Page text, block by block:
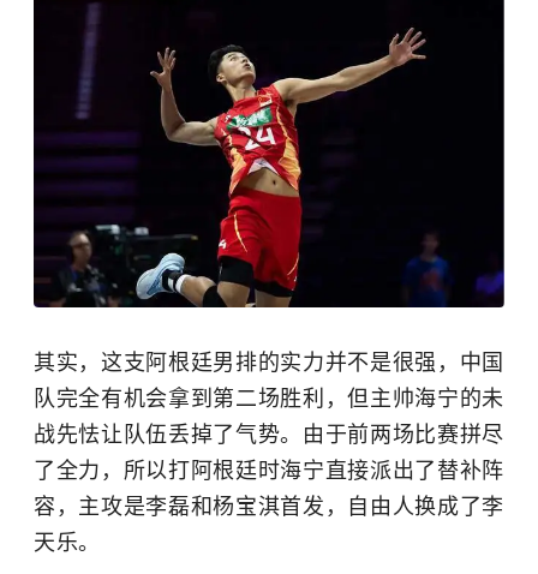
其实，这支阿根廷男排的实力并不是很强，中国
队完全有机会拿到第二场胜利，但主帅海宁的未
战先怯让队伍丢掉了气势。由于前两场比赛拼尽
了全力，所以打阿根廷时海宁直接派出了替补阵
容，主攻是李磊和杨宝淇首发，自由人换成了李
天乐。